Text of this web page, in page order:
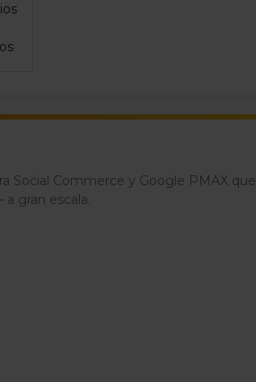
Social Commerce y Google PMAX que
gran escala.